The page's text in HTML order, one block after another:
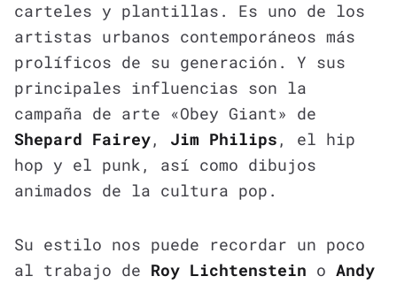
carteles y plantillas. Es uno de los
artistas urbanos contemporáneos más
prolíficos de su generación. Y sus
principales influencias son la
campaña de arte «Obey Giant» de
Shepard Fairey, Jim Philips , el hip
hop y el punk, así como dibujos
animados de la cultura pop.
Su estilo nos puede recordar un poco
al trabajo de Roy Lichtenstein o Andy